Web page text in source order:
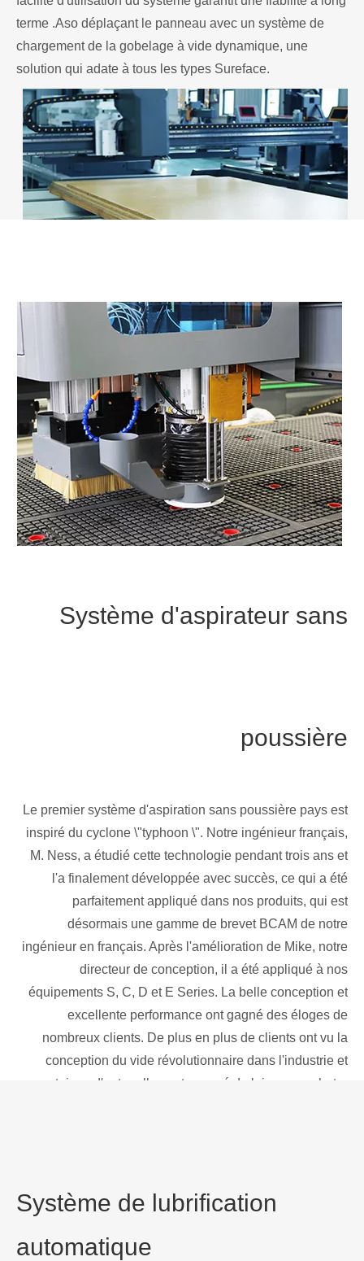
terme .Aso déplaçant le panneau avec un système de
chargement de la gobelage à vide dynamique, une
solution qui adate à tous les types Sureface.
Système d'aspirateur sans
poussière
Le premier système d'aspiration sans poussière pays est
inspiré du cyclone \"typhoon \". Notre ingénieur français,
M. Ness, a étudié cette technologie pendant trois ans et
l'a finalement développée avec succès, ce qui a été
parfaitement appliqué dans nos produits, qui est
désormais une gamme de brevet BCAM de notre
ingénieur en français. Après l'amélioration de Mike, notre
directeur de conception, il a été appliqué à nos
équipements S, C, D et E Series. La belle conception et
excellente performance ont gagné des éloges de
nombreux clients. De plus en plus de clients ont vu la
conception du vide révolutionnaire dans l'industrie et
certaines d'entre elles ont voyagé de loin pour acheter
Système de lubrification
automatique